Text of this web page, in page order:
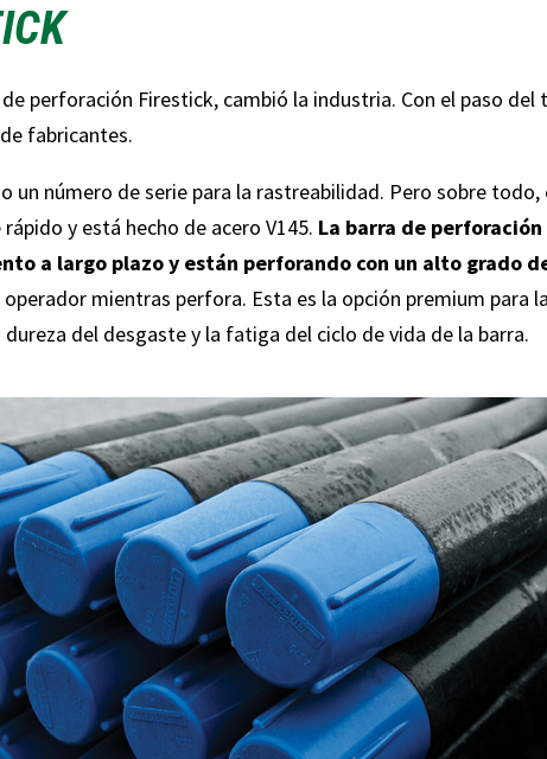
perforación Firestick, cambió la industria. Con el paso
fabricantes.
un número de serie para la rastreabilidad. Pero sobre
y está hecho de acero V145. La barra de
a largo plazo y están perforando con un alto grado
mientras perfora. Esta es la opción premium para
del desgaste y la fatiga del ciclo de vida de la barra.